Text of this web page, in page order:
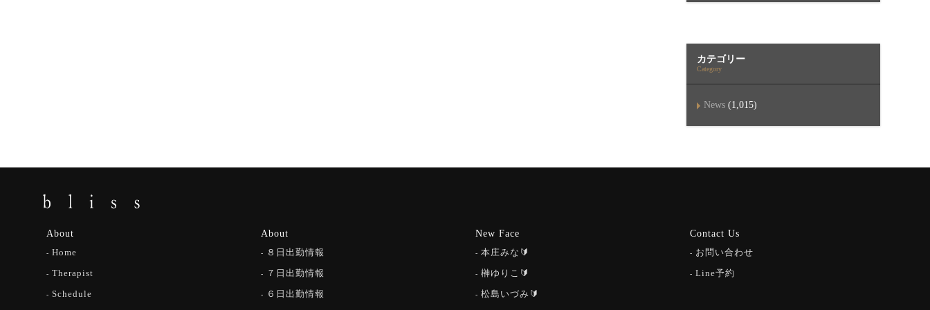
カテゴリー
Category
News (1,015)
About
Home
Therapist
Schedule
About
８日出勤情報
７日出勤情報
６日出勤情報
New Face
本庄みな🔰
榊ゆりこ🔰
松島いづみ🔰
Contact Us
お問い合わせ
Line予約